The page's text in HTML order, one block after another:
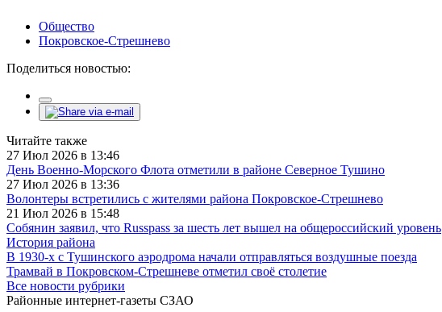
Общество
Покровское-Стрешнево
Поделиться новостью:
Читайте также
27 Июл 2026 в 13:46
День Военно-Морского Флота отметили в районе Северное Тушино
27 Июл 2026 в 13:36
Волонтеры встретились с жителями района Покровское-Стрешнево
21 Июл 2026 в 15:48
Собянин заявил, что Russpass за шесть лет вышел на общероссийский уровень
История района
В 1930-х с Тушинского аэродрома начали отправляться воздушные поезда
Трамвай в Покровском-Стрешневе отметил своё столетие
Все новости рубрики
Районные интернет-газеты СЗАО